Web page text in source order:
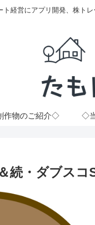
ト経営にアプリ開発、株ト
作物のご紹介◇ ◇
続・ダブスコ